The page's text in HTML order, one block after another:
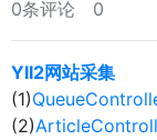
0条评论
0
YII2网站采集
(1)
(2)